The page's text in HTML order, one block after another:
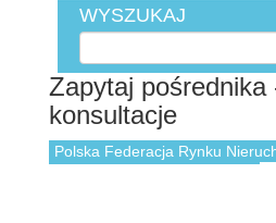
WYSZUKAJ
Zapytaj pośrednika
konsultacje
Polska Federacja Rynku